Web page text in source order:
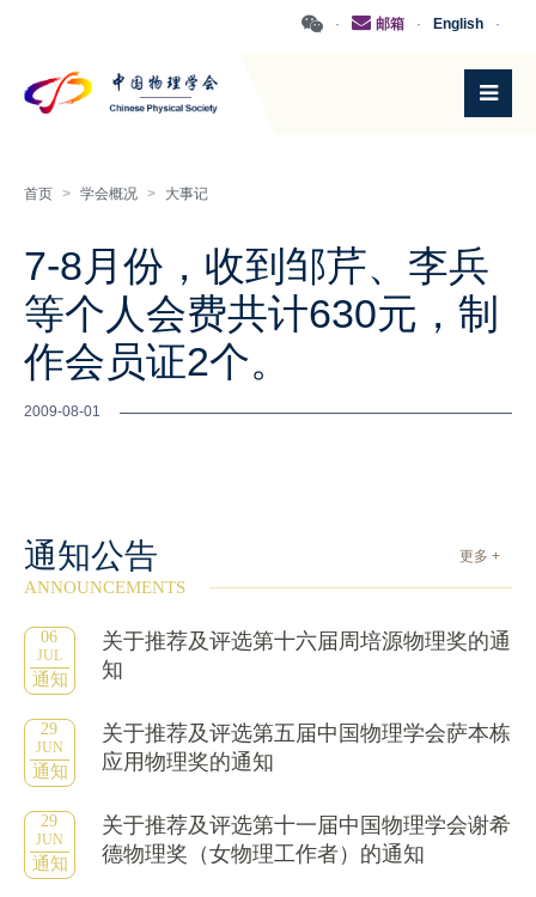
·
English
·
邮箱
·
首页 > 学会概况 > 大事记
7-8月份，收到邹芹、李兵
等个人会费共计630元，制
作会员证2个。
2009-08-01
通知公告 更多 +
ANNOUNCEMENTS
06
JUL
通知
关于推荐及评选第十六届周培源物理奖的通
知
29
JUN
通知
关于推荐及评选第五届中国物理学会萨本栋
应用物理奖的通知
29
JUN
通知
关于推荐及评选第十一届中国物理学会谢希
德物理奖（女物理工作者）的通知